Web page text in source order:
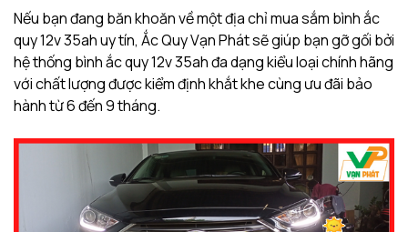
Nếu bạn đang băn khoăn về một địa chỉ mua sắm bình ắc
quy 12v 35ah uy tín, Ắc Quy Vạn Phát sẽ giúp bạn gỡ gối bởi
hệ thống bình ắc quy 12v 35ah đa dạng kiểu loại chính hãng
với chất lượng được kiểm định khắt khe cùng ưu đãi bảo
hành từ 6 đến 9 tháng.